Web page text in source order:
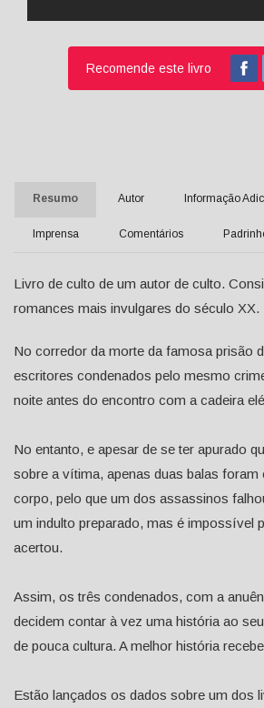
Recomende este livro
Resumo Autor Informação
Imprensa Comentários
Livro de culto de um autor de culto.
romances mais invulgares do século XX.
No corredor da morte da famosa prisão
escritores condenados pelo mesmo
noite antes do encontro com a cadeira
No entanto, e apesar de se ter apurado
sobre a vítima, apenas duas balas foram
corpo, pelo que um dos assassinos
um indulto preparado, mas é impossível
acertou.
Assim, os três condenados, com a
decidem contar à vez uma história ao
de pouca cultura. A melhor história
Estão lançados os dados sobre um dos